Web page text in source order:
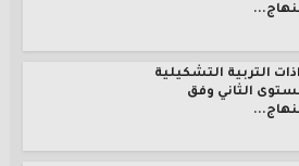
التربية التشكيلية
الثاني وفق